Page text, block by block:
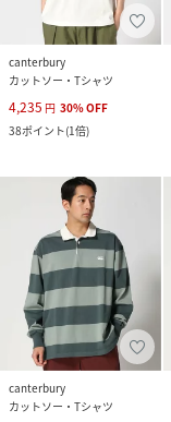
canterbury
カットソー・Tシャツ
4,235 円 30%OFF
38ポイント(1倍)
canterbury
カットソー・Tシャツ